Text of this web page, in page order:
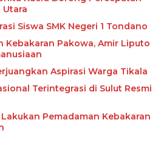
Utara
Siswa SMK Negeri 1 Tondano
Kebakaran Pakowa, Amir Liputo
Aspirasi Warga Tikala
Terintegrasi di Sulut Resmi
Pemadaman Kebakaran